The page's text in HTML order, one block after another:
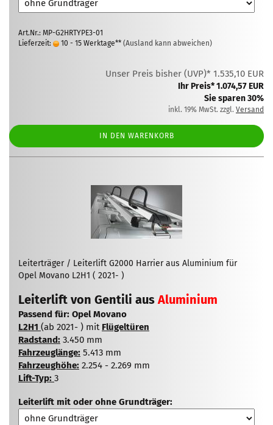
Art.Nr.: MP-G2HRTYPE3-01
Lieferzeit:
10 - 15 Werktage** (Ausland kann abweichen)
Unser Preis bisher (UVP)* 1.535,10 EUR
Ihr Preis* 1.074,57 EUR
Sie sparen 30%
inkl. 19% MwSt. zzgl. Versand
IN DEN WARENKORB
Leiterträger / Leiterlift G2000 Harrier aus Aluminium für
Opel Movano L2H1 ( 2021- )
Leiterlift von Gentili ausAluminium
Passend für: Opel Movano
L2H1 (ab 2021- ) mit Flügeltüren
Radstand: 3.450 mm
Fahrzeuglänge: 5.413 mm
Fahrzeughöhe: 2.254 - 2.269 mm
Lift-Typ: 3
Leiterlift mit oder ohne Grundträger: